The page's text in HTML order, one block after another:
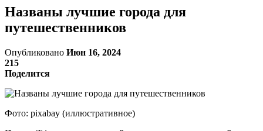
Названы лучшие города для
путешественников
Опубликовано Июн 16, 2024
215
Поделится
Фото: pixabay (иллюстративное)